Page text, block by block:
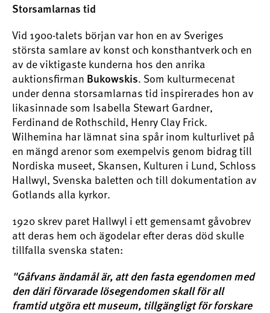
Storsamlarnas tid
Vid 1900-talets början var hon en av Sveriges
största samlare av konst och konsthantverk och en
av de viktigaste kunderna hos den anrika
auktionsfirman Bukowskis. Som kulturmecenat
under denna storsamlarnas tid inspirerades hon av
likasinnade som Isabella Stewart Gardner,
Ferdinand de Rothschild, Henry Clay Frick.
Wilhemina har lämnat sina spår inom kulturlivet på
en mängd arenor som exempelvis genom bidrag till
Nordiska museet, Skansen, Kulturen i Lund, Schloss
Hallwyl, Svenska baletten och till dokumentation av
Gotlands alla kyrkor.
1920 skrev paret Hallwyl i ett gemensamt gåvobrev
att deras hem och ägodelar efter deras död skulle
tillfalla svenska staten:
"Gåfvans ändamål är, att den fasta egendomen med
den däri förvarade lösegendomen skall för all
framtid utgöra ett museum, tillgängligt för forskare